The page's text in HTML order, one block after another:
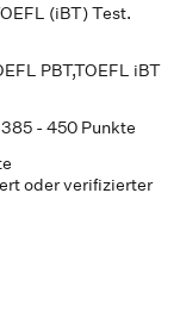
(iBT) Test.
PBT,TOEFL iBT
- 450 Punkte
oder verifizierter